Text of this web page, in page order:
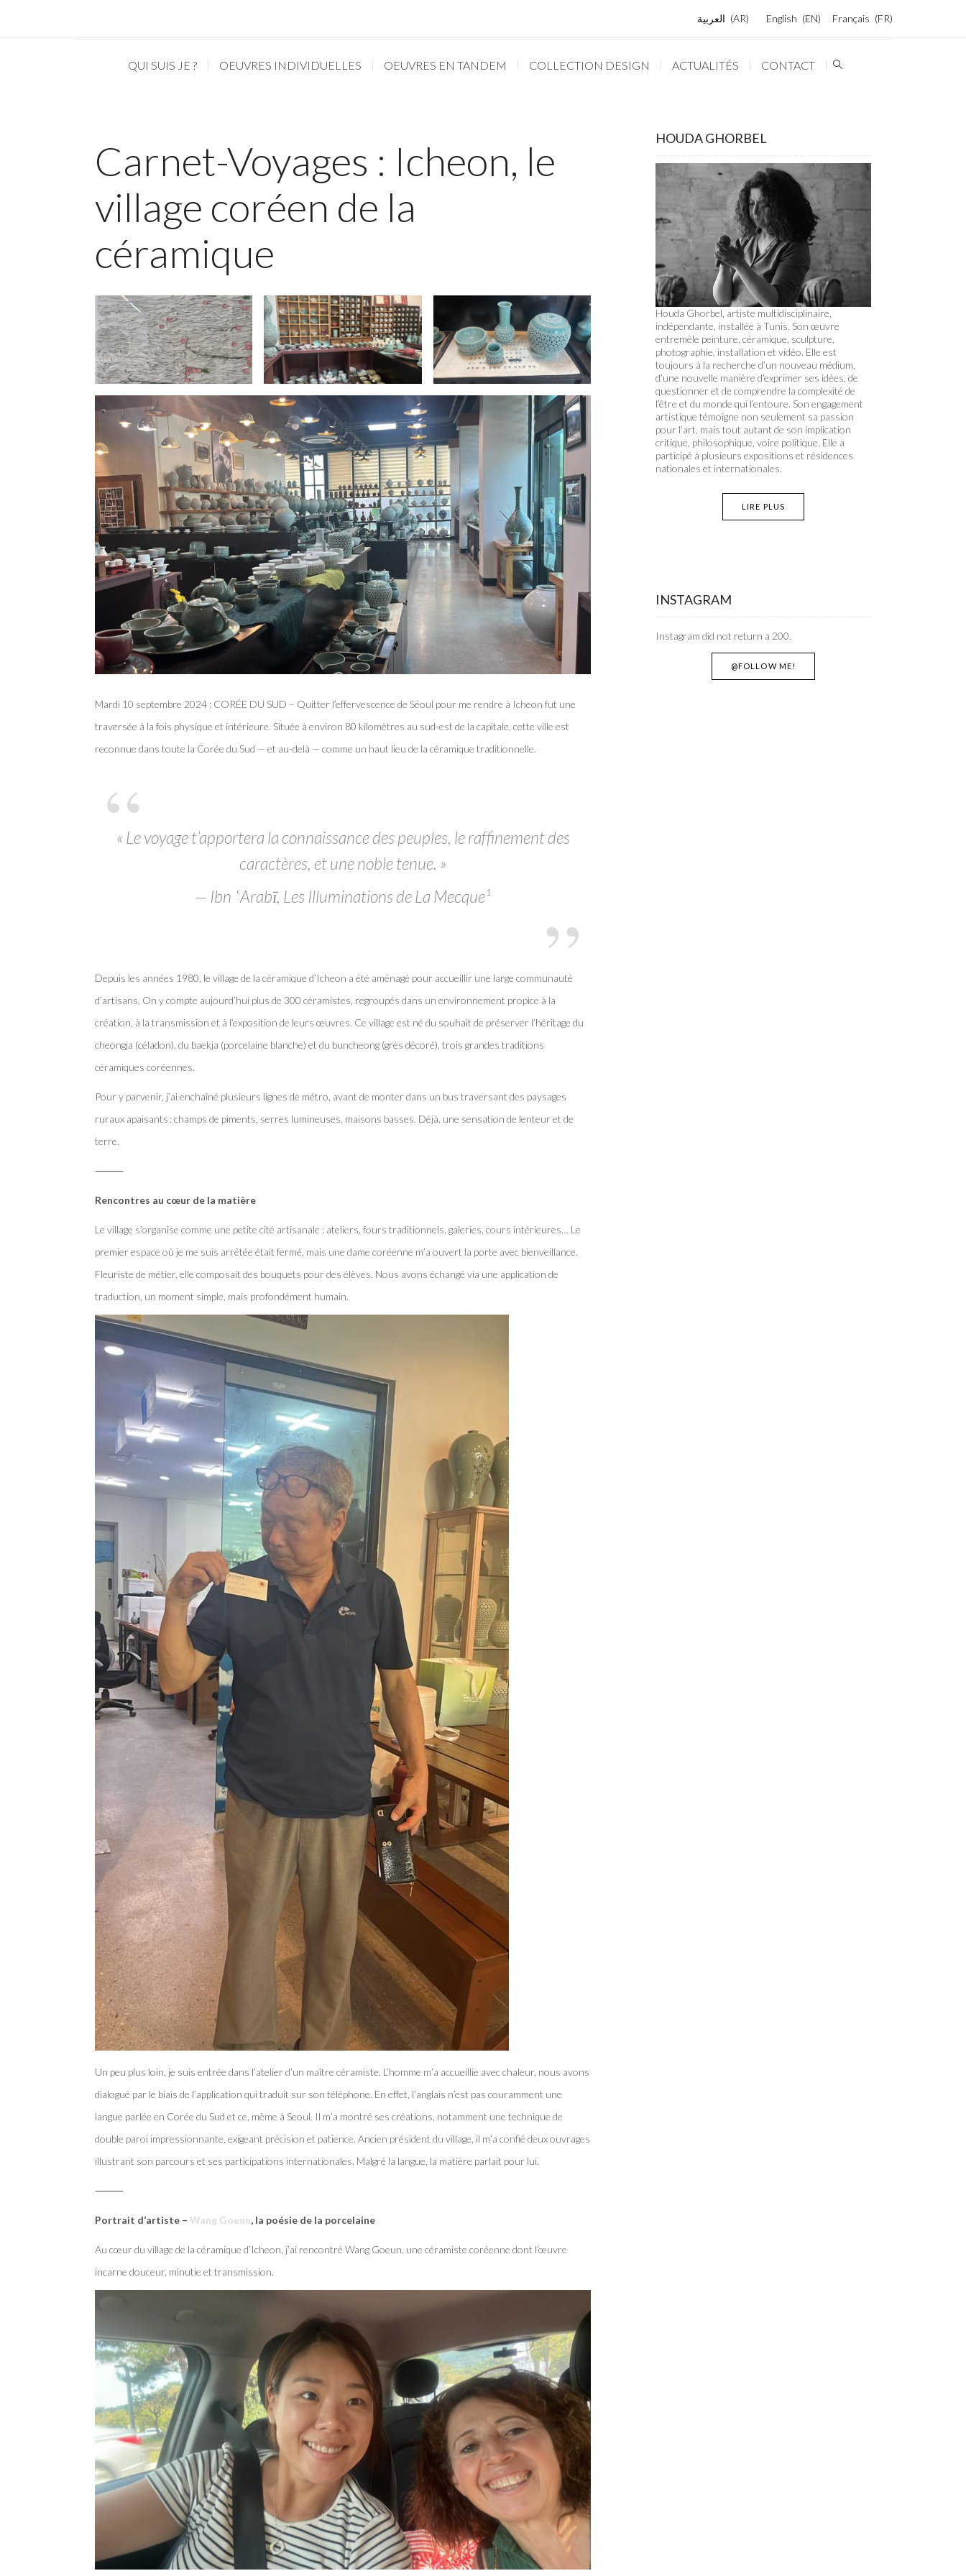
Français FR
English EN العربية AR
QUI SUIS JE ? OEUVRES INDIVIDUELLES OEUVRES EN TANDEM COLLECTION DESIGN ACTUALITÉS CONTACT
Carnet-Voyages : Icheon, le
village coréen de la
céramique
Mardi 10 septembre 2024 : CORÉE DU SUD – Quitter l’effervescence de Séoul pour me rendre à Icheon fut une
traversée à la fois physique et intérieure. Située à environ 80 kilomètres au sud-est de la capitale, cette ville est
reconnue dans toute la Corée du Sud — et au-delà — comme un haut lieu de la céramique traditionnelle.
« Le voyage t’apportera la connaissance des peuples, le raffinement des
caractères, et une noble tenue. »
— Ibn ʿArabī, Les Illuminations de La Mecque¹
Depuis les années 1980, le village de la céramique d’Icheon a été aménagé pour accueillir une large communauté
d’artisans. On y compte aujourd’hui plus de 300 céramistes, regroupés dans un environnement propice à la
création, à la transmission et à l’exposition de leurs œuvres. Ce village est né du souhait de préserver l’héritage du
cheongja (céladon), du baekja (porcelaine blanche) et du buncheong (grès décoré), trois grandes traditions
céramiques coréennes.
Pour y parvenir, j’ai enchaîné plusieurs lignes de métro, avant de monter dans un bus traversant des paysages
ruraux apaisants : champs de piments, serres lumineuses, maisons basses. Déjà, une sensation de lenteur et de
terre.
⸻
Rencontres au cœur de la matière
Le village s’organise comme une petite cité artisanale : ateliers, fours traditionnels, galeries, cours intérieures… Le
premier espace où je me suis arrêtée était fermé, mais une dame coréenne m’a ouvert la porte avec bienveillance.
Fleuriste de métier, elle composait des bouquets pour des élèves. Nous avons échangé via une application de
traduction, un moment simple, mais profondément humain.
Un peu plus loin, je suis entrée dans l’atelier d’un maître céramiste. L’homme m’a accueillie avec chaleur, nous avons
dialogué par le biais de l’application qui traduit sur son téléphone. En effet, l’anglais n’est pas couramment une
langue parlée en Corée du Sud et ce, même à Seoul. Il m’a montré ses créations, notamment une technique de
double paroi impressionnante, exigeant précision et patience. Ancien président du village, il m’a confié deux ouvrages
illustrant son parcours et ses participations internationales. Malgré la langue, la matière parlait pour lui.
⸻
Portrait d’artiste – Wang Goeun, la poésie de la porcelaine
Au cœur du village de la céramique d’Icheon, j’ai rencontré Wang Goeun, une céramiste coréenne dont l’œuvre
incarne douceur, minutie et transmission.
HOUDA GHORBEL
Houda Ghorbel, artiste multidisciplinaire,
indépendante, installée à Tunis. Son œuvre
entremêle peinture, céramique, sculpture,
photographie, installation et vidéo. Elle est
toujours à la recherche d’un nouveau médium,
d’une nouvelle manière d’exprimer ses idées, de
questionner et de comprendre la complexité de
l’être et du monde qui l’entoure. Son engagement
artistique témoigne non seulement sa passion
pour l’art, mais tout autant de son implication
critique, philosophique, voire politique. Elle a
participé à plusieurs expositions et résidences
nationales et internationales.
LIRE PLUS
INSTAGRAM
Instagram did not return a 200.
@FOLLOW ME!